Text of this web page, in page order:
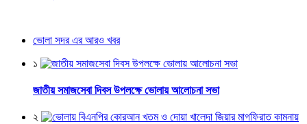
ভোলা সদর এর আরও খবর
১
জাতীয় সমাজসেবা দিবস উপলক্ষে ভোলায় আলোচনা সভা
২